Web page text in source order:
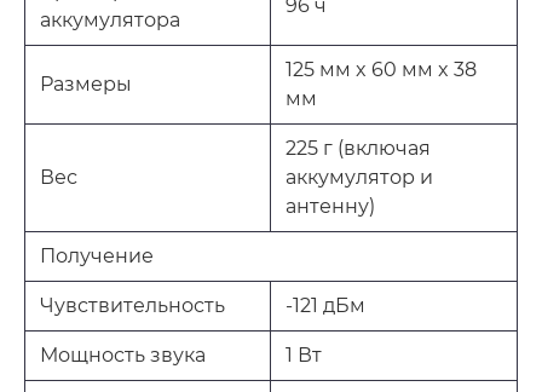
аккумулятора
96 ч
Размеры
125 мм x 60 мм x 38
мм
Вес
225 г (включая
аккумулятор и
антенну)
Получение
Чувствительность -121 дБм
Мощность звука 1 Вт